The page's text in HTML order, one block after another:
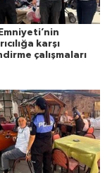
karşı
çalışmaları